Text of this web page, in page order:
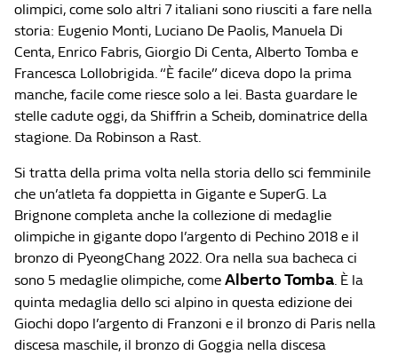
olimpici, come solo altri 7 italiani sono riusciti a fare nella
storia: Eugenio Monti, Luciano De Paolis, Manuela Di
Centa, Enrico Fabris, Giorgio Di Centa, Alberto Tomba e
Francesca Lollobrigida. “È facile” diceva dopo la prima
manche, facile come riesce solo a lei. Basta guardare le
stelle cadute oggi, da Shiffrin a Scheib, dominatrice della
stagione. Da Robinson a Rast.
Si tratta della prima volta nella storia dello sci femminile
che un’atleta fa doppietta in Gigante e SuperG. La
Brignone completa anche la collezione di medaglie
olimpiche in gigante dopo l’argento di Pechino 2018 e il
bronzo di PyeongChang 2022. Ora nella sua bacheca ci
sono 5 medaglie olimpiche, come Alberto Tomba. È la
quinta medaglia dello sci alpino in questa edizione dei
Giochi dopo l’argento di Franzoni e il bronzo di Paris nella
discesa maschile, il bronzo di Goggia nella discesa